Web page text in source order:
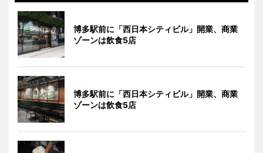
博多駅前に「西日本シティビル」開業、商業
ゾーンは飲食5店
博多駅前に「西日本シティビル」開業、商業
ゾーンは飲食5店